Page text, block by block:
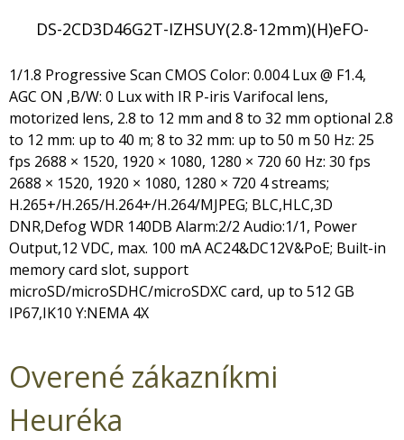
DS-2CD3D46G2T-IZHSUY(2.8-12mm)(H)eFO-
1/1.8 Progressive Scan CMOS Color: 0.004 Lux @ F1.4,
AGC ON ,B/W: 0 Lux with IR P-iris Varifocal lens,
motorized lens, 2.8 to 12 mm and 8 to 32 mm optional 2.8
to 12 mm: up to 40 m; 8 to 32 mm: up to 50 m 50 Hz: 25
fps 2688 × 1520, 1920 × 1080, 1280 × 720 60 Hz: 30 fps
2688 × 1520, 1920 × 1080, 1280 × 720 4 streams;
H.265+/H.265/H.264+/H.264/MJPEG; BLC,HLC,3D
DNR,Defog WDR 140DB Alarm:2/2 Audio:1/1, Power
Output,12 VDC, max. 100 mA AC24&DC12V&PoE; Built-in
memory card slot, support
microSD/microSDHC/microSDXC card, up to 512 GB
IP67,IK10 Y:NEMA 4X
Overené zákazníkmi
Heuréka